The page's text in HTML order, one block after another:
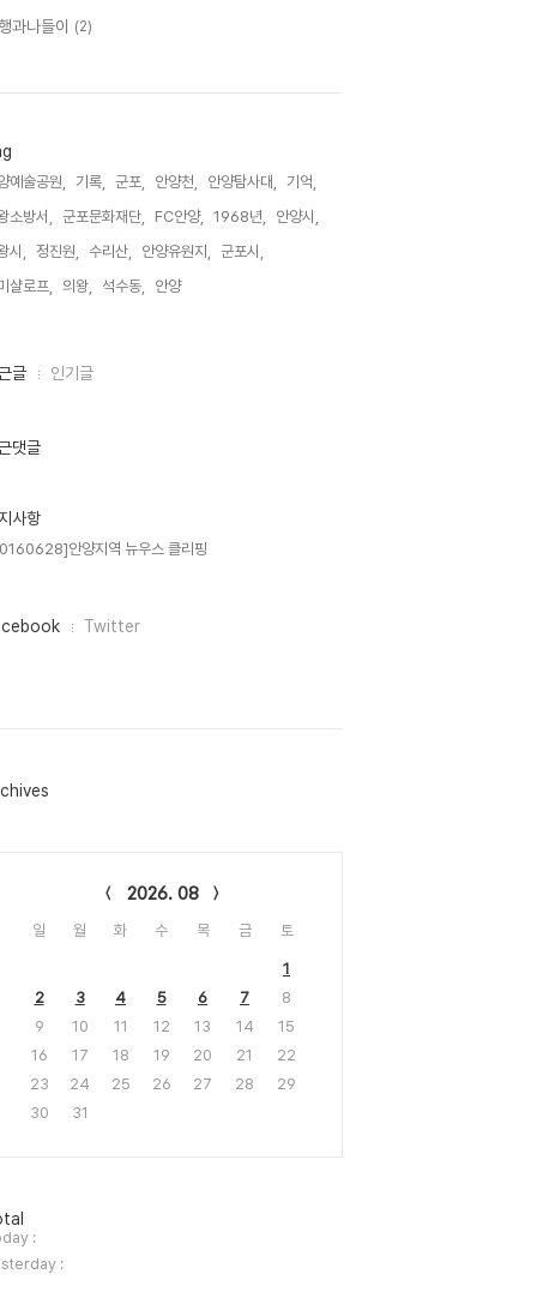
과나들이 (2)
예술공원, 기록, 군포, 안양천, 안양탐사대,
기억,
소방서,
군포문화재단, FC안양, 1968년,
안양시,
시,
정진원, 수리산, 안양유원지,
군포시,
샬로프,
의왕, 석수동, 안양,
글 인기글
댓글
사항
안양지역 뉴우스 클리핑
Twitter
2026. 08
일 월 화 수 목 금 토
1
2
3 4 5 6 7
8
9
10 11 12 13 14
15
16
17 18 19 20 21
22
23
24 25 26 27 28
29
30
31
:
: